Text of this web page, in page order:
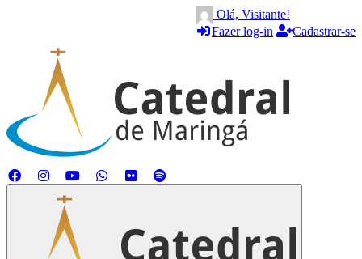
Olá, Visitante!
Fazer log-in
Cadastrar-se